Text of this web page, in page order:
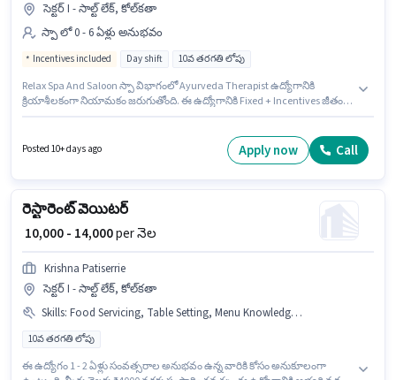
సెక్టర్ I - సాల్ట్ లేక్, కోల్‌కతా
స్పా లో 0 - 6 ఏళ్లు అనుభవం
Incentives included Day shift 10వ తరగతి లోపు
Relax Spa And Saloon స్పా విభాగంలో Ayurveda Therapist ఉద్యోగానికి
క్రియాశీలకంగా నియామకం జరుగుతోంది. ఈ ఉద్యోగానికి Fixed + Incentives జీతం
ఉద్యోగానికి అప్లై చేసుకోవచ్చు. ఇది Full Time ఉద్యోగం, ఇందులో DAY shift మరియు
Posted 10+ days ago Apply now Call
రెస్టారెంట్ వెయిటర్
₹ 10,000 - 14,000per నెల
Krishna Patiserrie
సెక్టర్ I - సాల్ట్ లేక్, కోల్‌కతా
Skills: Food Servicing, Table Setting, Menu Knowledge, Order Taking, Table Cleaning
10వ తరగతి లోపు
ఈ ఉద్యోగం 1 - 2 ఏళ్లు సంవత్సరాల అనుభవం ఉన్న వారికి కోసం అనుకూలంగా